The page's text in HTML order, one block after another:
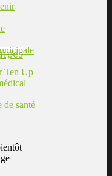
Ten Up
de santé